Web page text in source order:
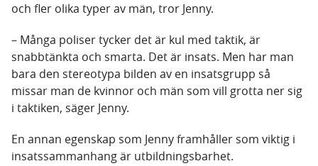
och fler olika typer av män, tror Jenny.
– Många poliser tycker det är kul med taktik, är
snabbtänkta och smarta. Det är insats. Men har man
bara den stereotypa bilden av en insatsgrupp så
missar man de kvinnor och män som vill grotta ner sig
i taktiken, säger Jenny.
En annan egenskap som Jenny framhåller som viktig i
insatssammanhang är utbildningsbarhet.